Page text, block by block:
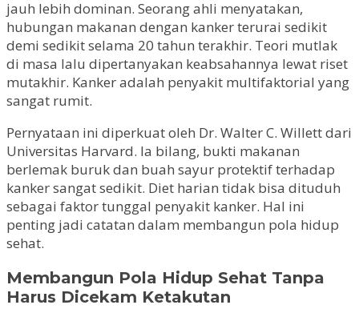
jauh lebih dominan. Seorang ahli menyatakan,
hubungan makanan dengan kanker terurai sedikit
demi sedikit selama 20 tahun terakhir. Teori mutlak
di masa lalu dipertanyakan keabsahannya lewat riset
mutakhir. Kanker adalah penyakit multifaktorial yang
sangat rumit.
Pernyataan ini diperkuat oleh Dr. Walter C. Willett dari
Universitas Harvard. Ia bilang, bukti makanan
berlemak buruk dan buah sayur protektif terhadap
kanker sangat sedikit. Diet harian tidak bisa dituduh
sebagai faktor tunggal penyakit kanker. Hal ini
penting jadi catatan dalam membangun pola hidup
sehat.
Membangun Pola Hidup Sehat Tanpa
Harus Dicekam Ketakutan